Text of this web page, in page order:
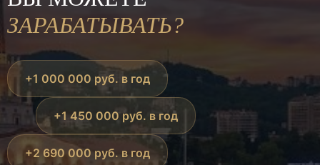
ЗАРАБАТЫВАТЬ?
+1 000 000 руб. в год
+1 450 000 руб. в год
+2 690 000 руб. в год